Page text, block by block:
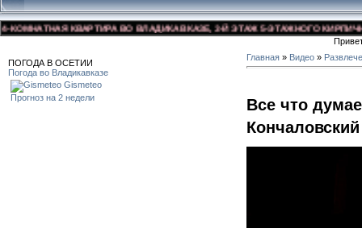
КВАРТИРА ВО ВЛАДИКАВКАЗЕ, 3-Й ЭТАЖ 5-ЭТАЖНОГО
ПОГОДА В ОСЕТИИ
Погода во Владикавказе
Gismeteo
Прогноз на 2 недели
Главная » Видео »
Все что
Кончаловский